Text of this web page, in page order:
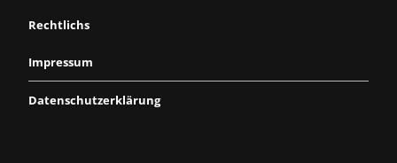
Rechtlichs
Impressum
Datenschutzerklärung